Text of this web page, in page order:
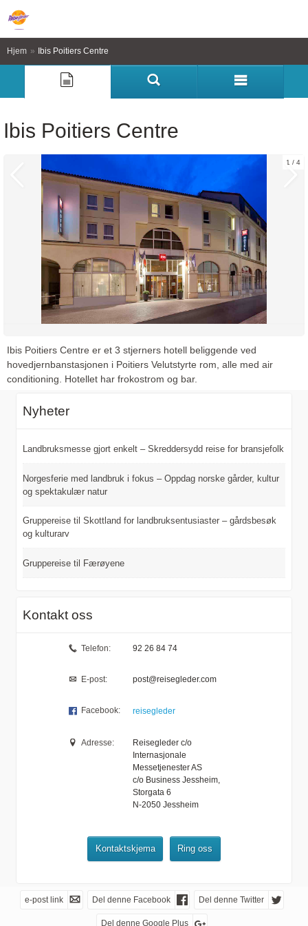
Hjem » Ibis Poitiers Centre
Ibis Poitiers Centre
1 4
Ibis Poitiers Centre er et 3 stjerners hotell beliggende ved
hovedjernbanstasjonen i Poitiers Velutstyrte rom, alle med air
conditioning. Hotellet har frokostrom og bar.
Nyheter
Landbruksmesse gjort enkelt – Skreddersydd reise for bransjefolk
Norgesferie med landbruk i fokus – Oppdag norske gårder, kultur
og spektakulær natur
Gruppereise til Skottland for landbruksentusiaster – gårdsbesøk
og kulturarv
Gruppereise til Færøyene
Kontakt oss
Telefon: 92 26 84 74
E-post: post@reisegleder.com
Facebook: reisegleder
Adresse:
Reisegleder c/o
Internasjonale
Messetjenester AS
c/o Business Jessheim,
Storgata 6
N-2050 Jessheim
Kontaktskjema Ring oss
e-post link Del denne Facebook Del denne Twitter
Del denne Google Plus